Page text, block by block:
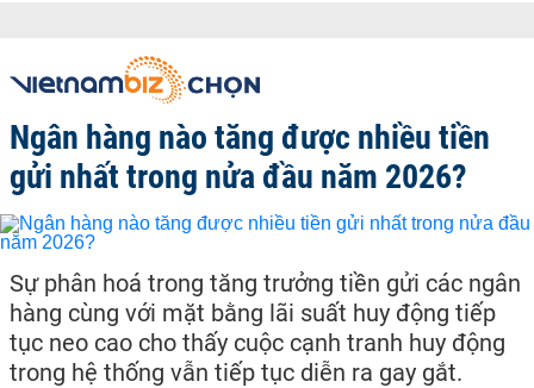
Ngân hàng nào tăng được nhiều tiền
gửi nhất trong nửa đầu năm 2026?
Sự phân hoá trong tăng trưởng tiền gửi các ngân
hàng cùng với mặt bằng lãi suất huy động tiếp
tục neo cao cho thấy cuộc cạnh tranh huy động
trong hệ thống vẫn tiếp tục diễn ra gay gắt.